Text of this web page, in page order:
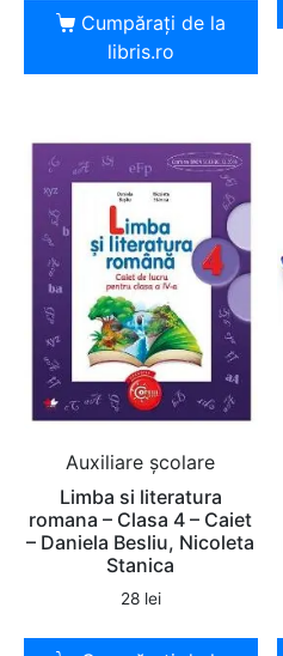
Cumpărați de la
libris.ro
Auxiliare şcolare
Limba si literatura
romana – Clasa 4 – Caiet
– Daniela Besliu, Nicoleta
Stanica
28 lei